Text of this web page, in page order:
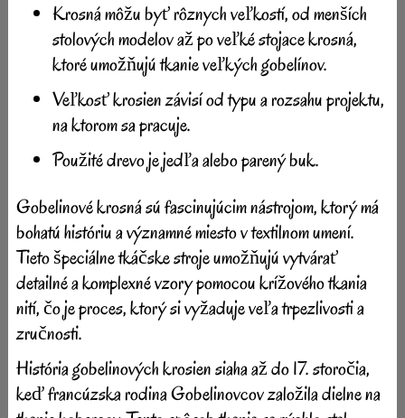
Krosná môžu byť rôznych veľkostí, od menších
stolových modelov až po veľké stojace krosná,
ktoré umožňujú tkanie veľkých gobelínov.
Veľkosť krosien závisí od typu a rozsahu projektu,
na ktorom sa pracuje.
Použité drevo je jedľa alebo parený buk.
Gobelinové krosná sú fascinujúcim nástrojom, ktorý má
bohatú históriu a významné miesto v textilnom umení.
Tieto špeciálne tkáčske stroje umožňujú vytvárať
detailné a komplexné vzory pomocou krížového tkania
nití, čo je proces, ktorý si vyžaduje veľa trpezlivosti a
zručnosti.
História gobelinových krosien siaha až do 17. storočia,
keď francúzska rodina Gobelinovcov založila dielne na